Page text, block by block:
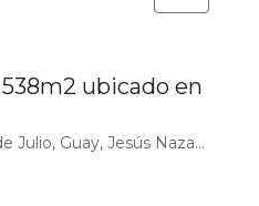
ubicado en
Jesús Nazareno, Guaymallén